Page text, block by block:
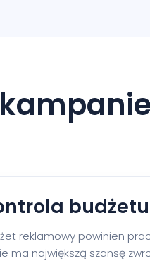
budżetu
reklamowy powinien
ma największą szansę